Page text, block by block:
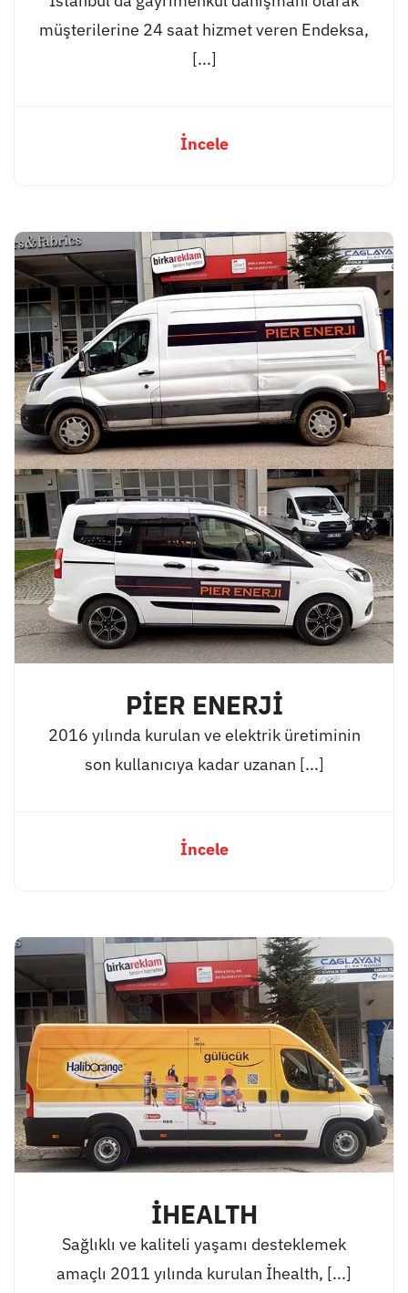
müşterilerine 24 saat hizmet veren Endeksa,
[...]
İncele
PİER ENERJİ
2016 yılında kurulan ve elektrik üretiminin
son kullanıcıya kadar uzanan [...]
İncele
İHEALTH
Sağlıklı ve kaliteli yaşamı desteklemek
amaçlı 2011 yılında kurulan İhealth, [...]